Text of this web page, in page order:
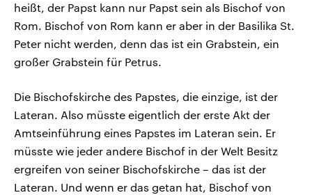
heißt, der Papst kann nur Papst sein als Bischof von
Rom. Bischof von Rom kann er aber in der Basilika St.
Peter nicht werden, denn das ist ein Grabstein, ein
großer Grabstein für Petrus.
Die Bischofskirche des Papstes, die einzige, ist der
Lateran. Also müsste eigentlich der erste Akt der
Amtseinführung eines Papstes im Lateran sein. Er
müsste wie jeder andere Bischof in der Welt Besitz
ergreifen von seiner Bischofskirche – das ist der
Lateran. Und wenn er das getan hat, Bischof von